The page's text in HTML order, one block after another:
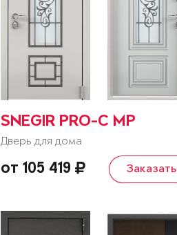
SNEGIR PRO-C MP
Дверь для дома
от 105 419 Заказать